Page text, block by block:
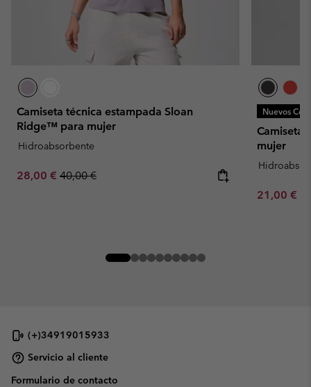
Camiseta técnica estampada Sloan
Ridge™ para mujer
Hidroabsorbente
Sale price:
28,00 € Regular price:
40,00 €
Nuevos
Camiseta
mujer
Minimum
21,00 €
(+)34919015933
Servicio al cliente
Formulario de contacto